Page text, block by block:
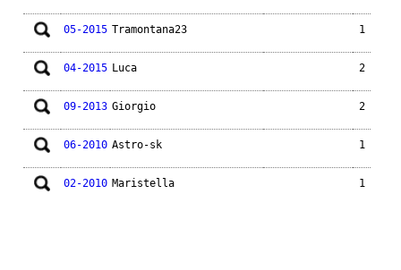
05-2015 Tramontana23 1
04-2015 Luca 2
09-2013 Giorgio 2
06-2010 Astro-sk 1
02-2010 Maristella 1